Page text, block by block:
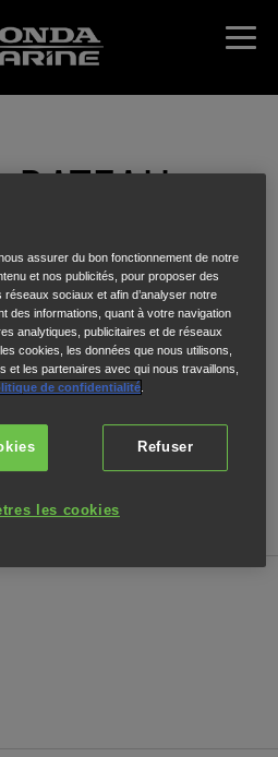
MER,85230
assurer du bon fonctionnement de notre
et nos publicités, pour proposer des
sociaux et afin d’analyser notre
des informations, quant à votre navigation
analytiques, publicitaires et de réseaux
cookies, les données que nous utilisons,
et les partenaires avec qui nous travaillons,
de confidentialité
Refuser
les cookies